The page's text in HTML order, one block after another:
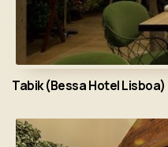
Tabik (Bessa Hotel Lisboa)